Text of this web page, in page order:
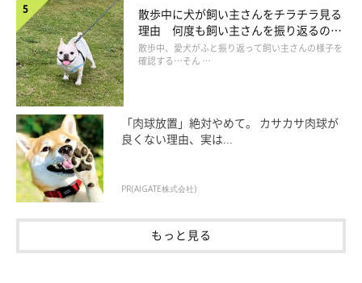
骨折やケガでギプスなどを付けている場合は、足先がうっ血した
り、湿って皮膚炎を起こすことがあるので、毎日様子をみましょ
う。足先は出してあるはずですから、少し見えるところで皮膚の
色を確認し、匂いを嗅いで変な匂いがしないか確認しましょう。
皮膚が紫になっている、あるいは、腐敗臭がする場合は、治療を
してくれている動物病院へすぐに連れて行きましょう。血が通わ
ないところの傷口は治りませんから、この確認は怠らないように
しましょう。
ができるようであれば、1日に数回足先を揉むように握って通り
づらくなっている血液を回してあげると良いでしょう。
散歩中に犬が飼い主さんをチラチラ見る
理由 何度も飼い主さんを振り返るのは
なぜ？
散歩中、愛犬がふと振り返って飼い主さんの様子を
確認する…そん …
「肉球放置」絶対やめて。 カサカサ肉球が
良くない理由、実は...
PR(AIGATE株式会社)
もっと見る